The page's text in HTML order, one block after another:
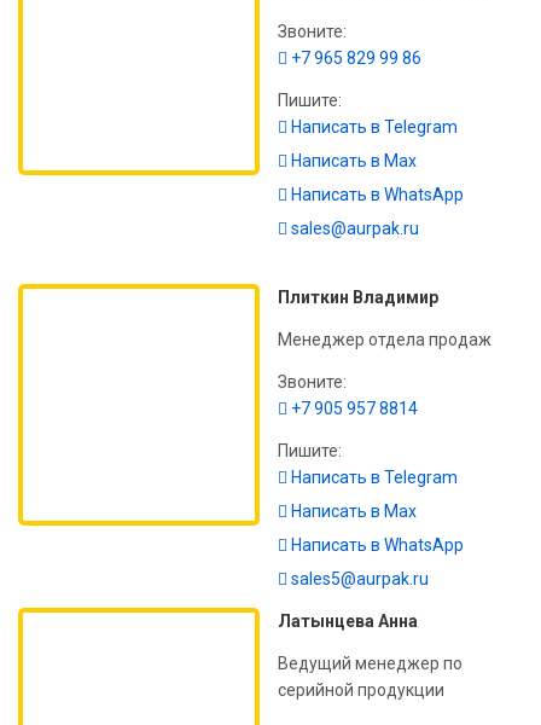
Звоните:
+7 965 829 99 86
Пишите:
Написать в Telegram
Написать в Max
Написать в WhatsApp
sales@aurpak.ru
Плиткин Владимир
Менеджер отдела продаж
Звоните:
+7 905 957 8814
Пишите:
Написать в Telegram
Написать в Max
Написать в WhatsApp
sales5@aurpak.ru
Латынцева Анна
Ведущий менеджер по
серийной продукции